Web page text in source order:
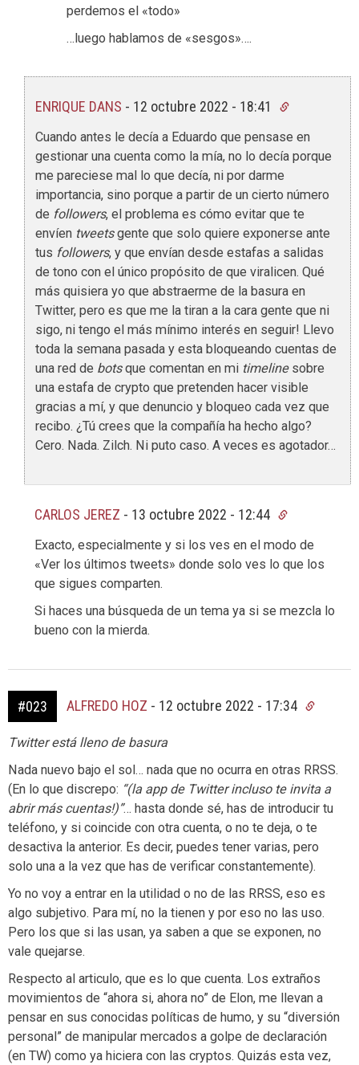
perdemos el «todo»
…luego hablamos de «sesgos»….
ENRIQUE DANS - 12 octubre 2022 - 18:41
Cuando antes le decía a Eduardo que pensase en
gestionar una cuenta como la mía, no lo decía porque
me pareciese mal lo que decía, ni por darme
importancia, sino porque a partir de un cierto número
de followers, el problema es cómo evitar que te
envíen tweetsgente que solo quiere exponerse ante
tus followers, y que envían desde estafas a salidas
de tono con el único propósito de que viralicen. Qué
más quisiera yo que abstraerme de la basura en
Twitter, pero es que me la tiran a la cara gente que ni
sigo, ni tengo el más mínimo interés en seguir! Llevo
toda la semana pasada y esta bloqueando cuentas de
una red de botsque comentan en mi timelinesobre
una estafa de crypto que pretenden hacer visible
gracias a mí, y que denuncio y bloqueo cada vez que
recibo. ¿Tú crees que la compañía ha hecho algo?
Cero. Nada. Zilch. Ni puto caso. A veces es agotador…
CARLOS JEREZ - 13 octubre 2022 - 12:44
Exacto, especialmente y si los ves en el modo de
«Ver los últimos tweets» donde solo ves lo que los
que sigues comparten.
Si haces una búsqueda de un tema ya si se mezcla lo
bueno con la mierda.
#023 ALFREDO HOZ - 12 octubre 2022 - 17:34
Twitter está lleno de basura
Nada nuevo bajo el sol… nada que no ocurra en otras RRSS.
(En lo que discrepo: “(la app de Twitter incluso te invita a
abrir más cuentas!)”… hasta donde sé, has de introducir tu
teléfono, y si coincide con otra cuenta, o no te deja, o te
desactiva la anterior. Es decir, puedes tener varias, pero
solo una a la vez que has de verificar constantemente).
Yo no voy a entrar en la utilidad o no de las RRSS, eso es
algo subjetivo. Para mí, no la tienen y por eso no las uso.
Pero los que si las usan, ya saben a que se exponen, no
vale quejarse.
Respecto al articulo, que es lo que cuenta. Los extraños
movimientos de “ahora si, ahora no” de Elon, me llevan a
pensar en sus conocidas políticas de humo, y su “diversión
personal” de manipular mercados a golpe de declaración
(en TW) como ya hiciera con las cryptos. Quizás esta vez,